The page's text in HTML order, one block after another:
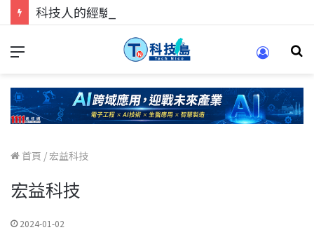
首頁 / 宏益科技
宏益科技
2024-01-02